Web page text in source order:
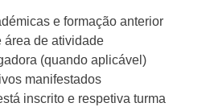
e formação anterior
área de atividade
(quando aplicável)
manifestados
inscrito e respetiva turma